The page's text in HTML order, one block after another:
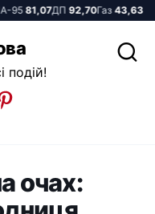
81,07ДП92,70Газ43,63 🌤️
подій!
очах: